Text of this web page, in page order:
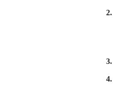
2.
3.
4.